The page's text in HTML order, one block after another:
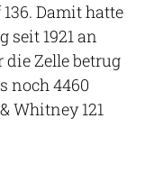
Damit hatte
seit 1921 an
die Zelle betrug
noch 4460
Whitney 121